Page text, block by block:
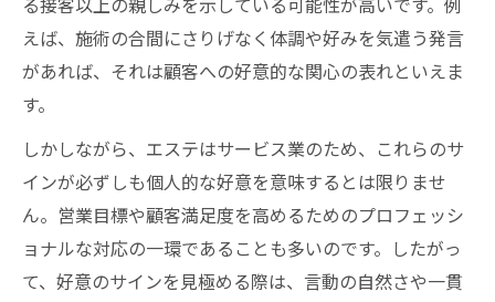
リピーター対応に潜む好意サインの見極め
方
営業トークと本心の好意の線引き方法
施術中のサインから好意を判断するには
エステ施術中の目線や表情に注目する理由
施術の手つきに現れる好意の見分け方
会話の内容・頻度から感じる好意のサイン
えば、施術の合間にさりげなく体調や好みを気遣う発言
があれば、それは顧客への好意的な関心の表れといえま
す。
しかしながら、エステはサービス業のため、これらのサ
インが必ずしも個人的な好意を意味するとは限りませ
ん。営業目標や顧客満足度を高めるためのプロフェッシ
ョナルな対応の一環であることも多いのです。したがっ
て、好意のサインを見極める際は、言動の自然さや一貫